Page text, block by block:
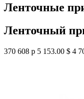
Ленточные
Ленточный
370 608 р 5 153.00 $ 4